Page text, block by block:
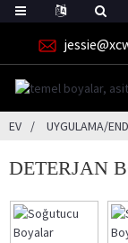
EV UYGULAMA/
DETERJAN